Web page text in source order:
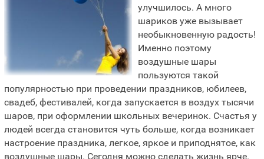
улучшилось. А много
шариков уже вызывает
необыкновенную радость!
Именно поэтому
воздушные шары
пользуются такой
популярностью при проведении праздников, юбилеев,
свадеб, фестивалей, когда запускается в воздух тысячи
шаров, при оформлении школьных вечеринок. Счастья у
людей всегда становится чуть больше, когда возникает
настроение праздника, легкое, яркое и приподнятое, как
воздушные шары. Сегодня можно сделать жизнь ярче.